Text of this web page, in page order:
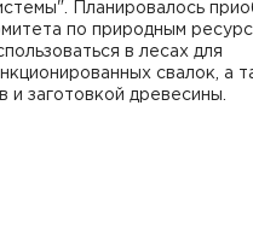
Планировалось
по природным
в лесах для
свалок, а
и заготовкой древесины.